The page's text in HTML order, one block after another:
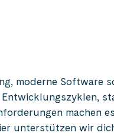
moderne Software
machen
unterstützen wir